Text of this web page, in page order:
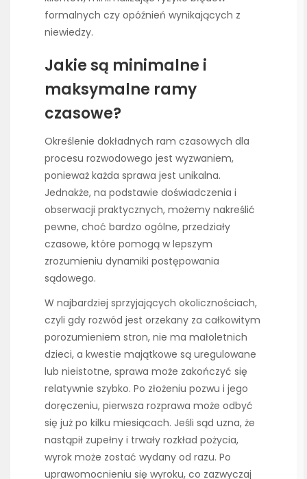
formalnych czy opóźnień wynikających z
niewiedzy.
Jakie są minimalne i
maksymalne ramy
czasowe?
Określenie dokładnych ram czasowych dla
procesu rozwodowego jest wyzwaniem,
ponieważ każda sprawa jest unikalna.
Jednakże, na podstawie doświadczenia i
obserwacji praktycznych, możemy nakreślić
pewne, choć bardzo ogólne, przedziały
czasowe, które pomogą w lepszym
zrozumieniu dynamiki postępowania
sądowego.
W najbardziej sprzyjających okolicznościach,
czyli gdy rozwód jest orzekany za całkowitym
porozumieniem stron, nie ma małoletnich
dzieci, a kwestie majątkowe są uregulowane
lub nieistotne, sprawa może zakończyć się
relatywnie szybko. Po złożeniu pozwu i jego
doręczeniu, pierwsza rozprawa może odbyć
się już po kilku miesiącach. Jeśli sąd uzna, że
nastąpił zupełny i trwały rozkład pożycia,
wyrok może zostać wydany od razu. Po
uprawomocnieniu się wyroku, co zazwyczaj